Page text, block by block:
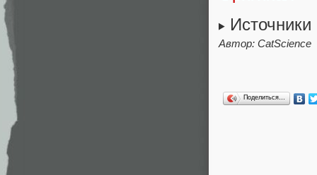
Источники
Автор: CatScience
Поделиться…